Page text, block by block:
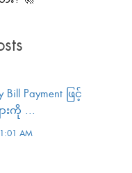
Bill Payment ဖြင့်
းကို ...
AM